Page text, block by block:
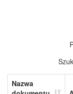
Nazwa